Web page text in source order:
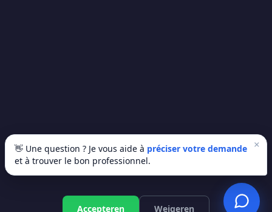
Accepteren Weigeren
conseil personnalisé.
×
👋 Une question ? Je vous aide à préciser votre demande
et à trouver le bon professionnel.